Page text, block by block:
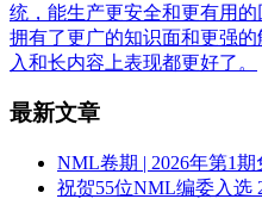
统，能生产更安全和更有用
拥有了更广的知识面和更强
入和长内容上表现都更好了。
最新文章
NML卷期 | 2026年第1期
祝贺55位NML编委入选